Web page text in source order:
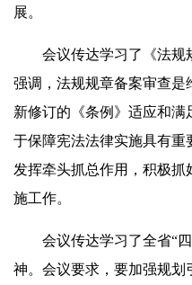
展。
会议传达学习了《法规
强调，法规规章备案审查是
新修订的《条例》适应和
于保障宪法法律实施具有
发挥牵头抓总作用，积极
施工作。
会议传达学习了全省“四
神。会议要求，要加强规